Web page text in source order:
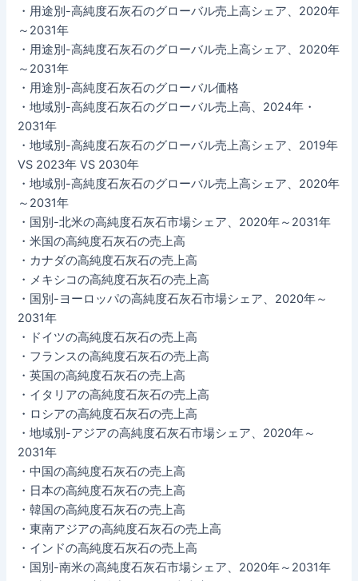
・用途別-高純度石灰石のグローバル売上高シェア、2020年
～2031年
・用途別-高純度石灰石のグローバル売上高シェア、2020年
～2031年
・用途別-高純度石灰石のグローバル価格
・地域別-高純度石灰石のグローバル売上高、2024年・
2031年
・地域別-高純度石灰石のグローバル売上高シェア、2019年
VS 2023年 VS 2030年
・地域別-高純度石灰石のグローバル売上高シェア、2020年
～2031年
・国別-北米の高純度石灰石市場シェア、2020年～2031年
・米国の高純度石灰石の売上高
・カナダの高純度石灰石の売上高
・メキシコの高純度石灰石の売上高
・国別-ヨーロッパの高純度石灰石市場シェア、2020年～
2031年
・ドイツの高純度石灰石の売上高
・フランスの高純度石灰石の売上高
・英国の高純度石灰石の売上高
・イタリアの高純度石灰石の売上高
・ロシアの高純度石灰石の売上高
・地域別-アジアの高純度石灰石市場シェア、2020年～
2031年
・中国の高純度石灰石の売上高
・日本の高純度石灰石の売上高
・韓国の高純度石灰石の売上高
・東南アジアの高純度石灰石の売上高
・インドの高純度石灰石の売上高
・国別-南米の高純度石灰石市場シェア、2020年～2031年